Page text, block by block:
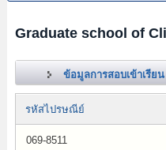
Graduate school of
ข้อมูลการสอบเข้าเรียน
รหัสไปรษณีย์
069-8511